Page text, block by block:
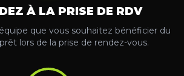
À LA PRISE DE RDV
que vous souhaitez bénéficier du
lors de la prise de rendez-vous.